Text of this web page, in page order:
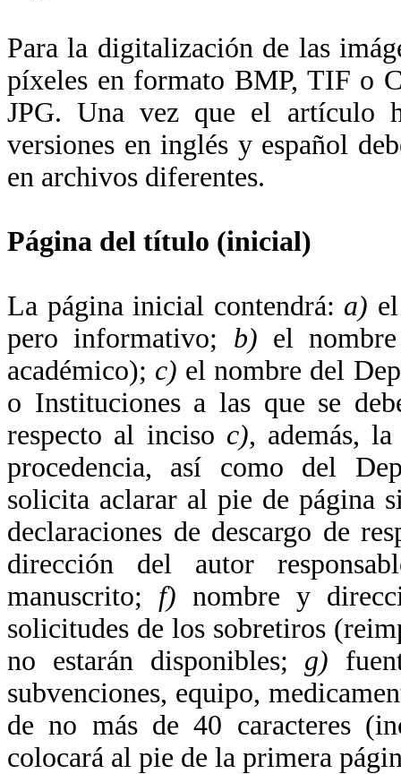
Para la digitalización de las
píxeles en formato BMP, TIF o
JPG. Una vez que el artículo
versiones en inglés y español
en archivos diferentes.
Página del título (inicial)
La página inicial contendrá: a)
pero informativo; b) el
académico); c) el nombre del
o Instituciones a las que se
respecto al inciso c), además,
procedencia, así como del
solicita aclarar al pie de página
declaraciones de descargo de
dirección del autor
manuscrito; f) nombre y
solicitudes de los sobretiros
no estarán disponibles; g)
subvenciones, equipo,
de no más de 40 caracteres
colocará al pie de la primera